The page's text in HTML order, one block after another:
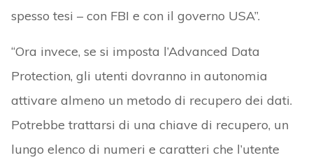
spesso tesi – con FBI e con il governo USA”.
“Ora invece, se si imposta l’Advanced Data
Protection, gli utenti dovranno in autonomia
attivare almeno un metodo di recupero dei dati.
Potrebbe trattarsi di una chiave di recupero, un
lungo elenco di numeri e caratteri che l’utente